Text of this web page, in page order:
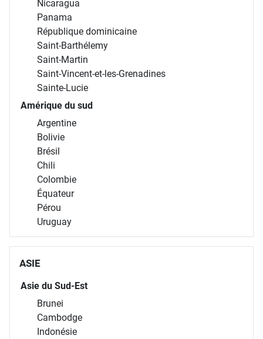
Nicaragua
Panama
République dominicaine
Saint-Barthélemy
Saint-Martin
Saint-Vincent-et-les-Grenadines
Sainte-Lucie
Amérique du sud
Argentine
Bolivie
Brésil
Chili
Colombie
Équateur
Pérou
Uruguay
ASIE
Asie du Sud-Est
Brunei
Cambodge
Indonésie